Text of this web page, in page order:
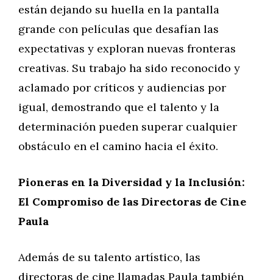
están dejando su huella en la pantalla
grande con películas que desafían las
expectativas y exploran nuevas fronteras
creativas. Su trabajo ha sido reconocido y
aclamado por críticos y audiencias por
igual, demostrando que el talento y la
determinación pueden superar cualquier
obstáculo en el camino hacia el éxito.
Pioneras en la Diversidad y la Inclusión:
El Compromiso de las Directoras de Cine
Paula
Además de su talento artístico, las
directoras de cine llamadas Paula también